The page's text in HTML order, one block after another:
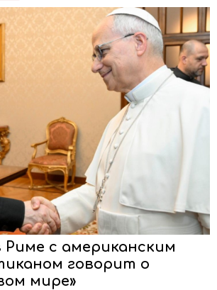
Риме с американским
говорит о
мире»